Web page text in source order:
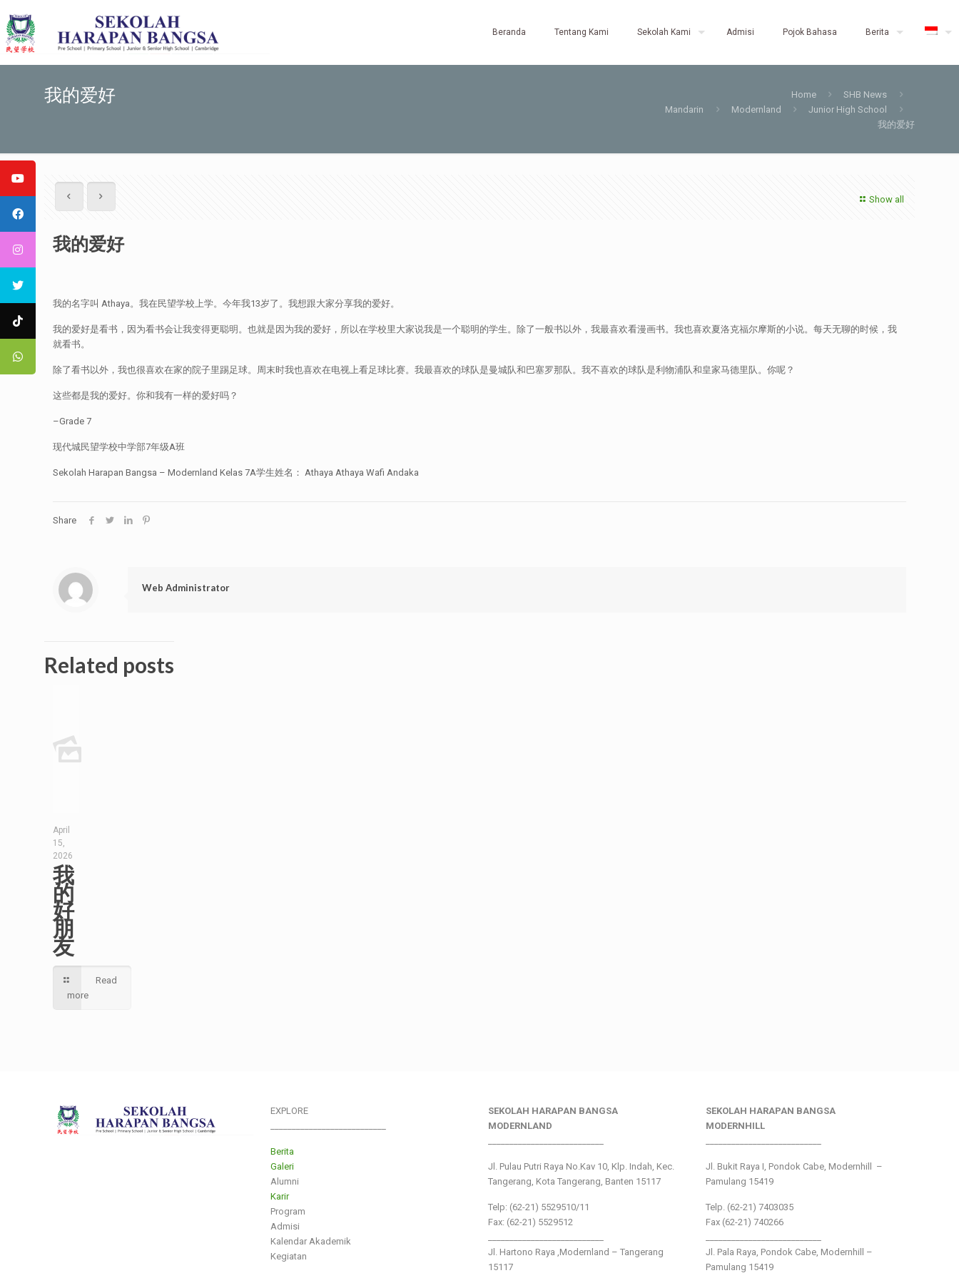
Beranda Tentang Kami Sekolah Kami Admisi Pojok Bahasa Berita
我的爱好 Home
SHB News
Mandarin
Modernland
Junior High School
我的爱好
Show all
我的爱好
我的名字叫 Athaya。我在民望学校上学。今年我13岁了。我想跟大家分享我的爱好。
我的爱好是看书，因为看书会让我变得更聪明。也就是因为我的爱好，所以在学校里大家说我是一个聪明的学生。除了一般书以外，我最喜欢看漫画书。我也喜欢夏洛克福尔摩斯的小说。每天无聊的时候，我
就看书。
除了看书以外，我也很喜欢在家的院子里踢足球。周末时我也喜欢在电视上看足球比赛。我最喜欢的球队是曼城队和巴塞罗那队。我不喜欢的球队是利物浦队和皇家马德里队。你呢？
这些都是我的爱好。你和我有一样的爱好吗？
–Grade 7
现代城民望学校中学部7年级A班
Sekolah Harapan Bangsa – Modernland Kelas 7A学生姓名： Athaya Athaya Wafi Andaka
Share
Web Administrator
Related posts
April
15,
2026
我
的
好
朋
友
Read
more
EXPLORE
Berita
Galeri
Alumni
Karir
Program
Admisi
Kalendar Akademik
Kegiatan
SEKOLAH HARAPAN BANGSA
MODERNLAND
Jl. Pulau Putri Raya No.Kav 10, Klp. Indah, Kec.
Tangerang, Kota Tangerang, Banten 15117
Telp: (62-21) 5529510/11
Fax: (62-21) 5529512
Jl. Hartono Raya ,Modernland – Tangerang
15117
SEKOLAH HARAPAN BANGSA
MODERNHILL
Jl. Bukit Raya I, Pondok Cabe, Modernhill –
Pamulang 15419
Telp. (62-21) 7403035
Fax (62-21) 740266
Jl. Pala Raya, Pondok Cabe, Modernhill –
Pamulang 15419